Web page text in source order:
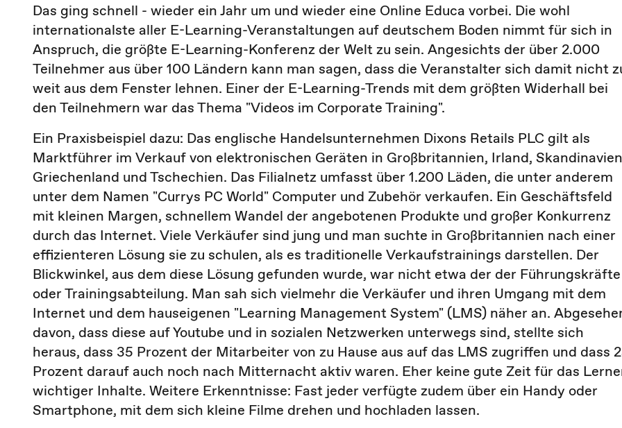
Das ging schnell - wieder ein Jahr um und wieder eine Online Educa vorbei. Die wohl
internationalste aller E-Learning-Veranstaltungen auf deutschem Boden nimmt für sich in
Anspruch, die größte E-Learning-Konferenz der Welt zu sein. Angesichts der über 2.000
Teilnehmer aus über 100 Ländern kann man sagen, dass die Veranstalter sich damit nicht
weit aus dem Fenster lehnen. Einer der E-Learning-Trends mit dem größten Widerhall bei
den Teilnehmern war das Thema "Videos im Corporate Training".
Ein Praxisbeispiel dazu: Das englische Handelsunternehmen Dixons Retails PLC gilt als
Marktführer im Verkauf von elektronischen Geräten in Großbritannien, Irland,
Griechenland und Tschechien. Das Filialnetz umfasst über 1.200 Läden, die unter anderem
unter dem Namen "Currys PC World" Computer und Zubehör verkaufen. Ein Geschäftsfeld
mit kleinen Margen, schnellem Wandel der angebotenen Produkte und großer Konkurrenz
durch das Internet. Viele Verkäufer sind jung und man suchte in Großbritannien nach einer
effizienteren Lösung sie zu schulen, als es traditionelle Verkaufstrainings darstellen. Der
Blickwinkel, aus dem diese Lösung gefunden wurde, war nicht etwa der der Führungskräfte
oder Trainingsabteilung. Man sah sich vielmehr die Verkäufer und ihren Umgang mit dem
Internet und dem hauseigenen "Learning Management System" (LMS) näher an.
davon, dass diese auf Youtube und in sozialen Netzwerken unterwegs sind, stellte sich
heraus, dass 35 Prozent der Mitarbeiter von zu Hause aus auf das LMS zugriffen und dass
Prozent darauf auch noch nach Mitternacht aktiv waren. Eher keine gute Zeit für das
wichtiger Inhalte. Weitere Erkenntnisse: Fast jeder verfügte zudem über ein Handy oder
Smartphone, mit dem sich kleine Filme drehen und hochladen lassen.